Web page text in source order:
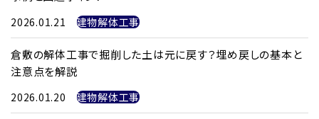
2026.01.21 建物解体工事
倉敷の解体工事で掘削した土は元に戻す？埋め戻しの基本と
注意点を解説
2026.01.20 建物解体工事